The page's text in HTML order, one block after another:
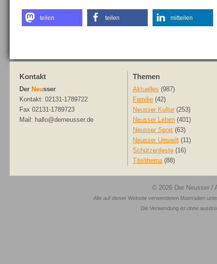
teilen teilen mitteilen
Kontakt
Der Neusser
Kontakt: 02131-1789722
Fax 02131-1789723
Mail: hallo@derneusser.de
Themen
Aktuelles (987)
Familie (42)
Neusser Kultur (253)
Neusser Leben (401)
Neusser Sport (63)
Neusser Umwelt (11)
Schützenfeste (16)
Titelthema(88)
© 2026 Der Neusser /
Alle auf dieser Website verwendeten Materialien
Die Verwendung ist ohne